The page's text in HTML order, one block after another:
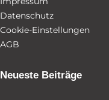
Datenschutz
Cookie-Einstellungen
AGB
Neueste Beiträge